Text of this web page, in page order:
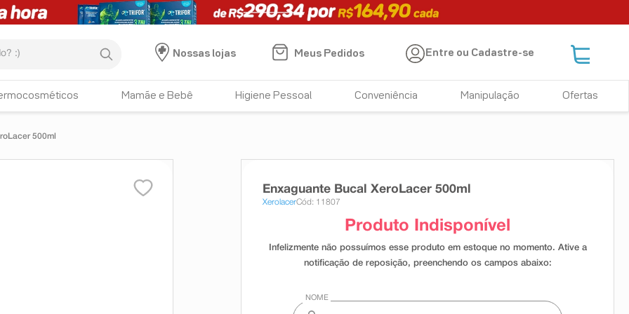
Nossas lojas
Meus Pedidos Entre ou Cadastre-se
Mamãe e Bebê Higiene Pessoal Conveniência Manipulação Ofertas
500ml
Enxaguante Bucal XeroLacer 500ml
XerolacerCód: 11807